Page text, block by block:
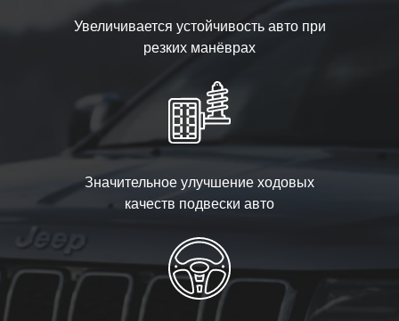
Увеличивается устойчивость авто при
резких манёврах
Значительное улучшение ходовых
качеств подвески авто